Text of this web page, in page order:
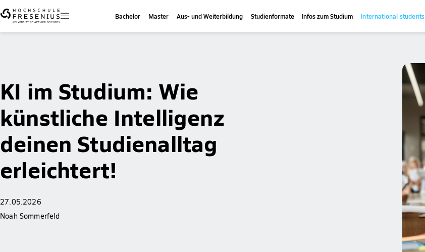
Bachelor Master Aus- und Weiterbildung Studienformate Infos zum Studium International students
KI im Studium: Wie
künstliche Intelligenz
deinen Studienalltag
erleichtert!
27.05.2026
Noah Sommerfeld